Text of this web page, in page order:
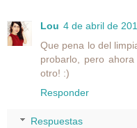
Lou 4 de abril de
Que pena lo del
probarlo, pero
otro! :)
Responder
Respuestas